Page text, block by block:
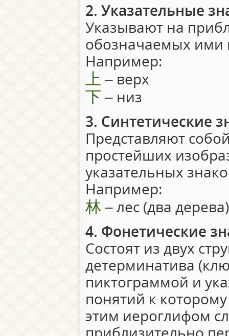
2. Указательные
Указывают на
обозначаемых ими
Например:
上 – верх
下 – низ
3. Синтетические
Представляют
простейших
указательных
Например:
林 – лес (два дерева)
4. Фонетические
Состоят из двух
детерминатива
пиктограммой и
понятий к
этим иероглифом